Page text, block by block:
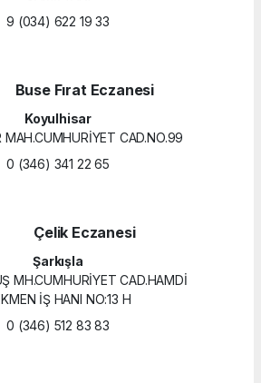
9 (034) 622 19 33
Buse Fırat Eczanesi
Koyulhisar
MAH.CUMHURİYET CAD.NO.99
0 (346) 341 22 65
Çelik Eczanesi
Şarkışla
MH.CUMHURİYET CAD.HAMDİ
İŞ HANI NO:13 H
0 (346) 512 83 83